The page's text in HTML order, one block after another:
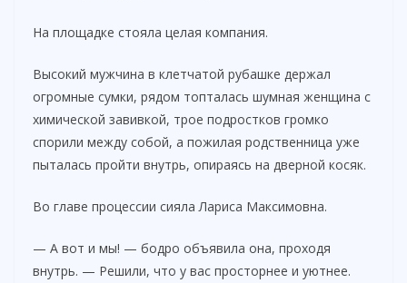
На площадке стояла целая компания.
Высокий мужчина в клетчатой рубашке держал
огромные сумки, рядом топталась шумная женщина с
химической завивкой, трое подростков громко
спорили между собой, а пожилая родственница уже
пыталась пройти внутрь, опираясь на дверной косяк.
Во главе процессии сияла Лариса Максимовна.
— А вот и мы! — бодро объявила она, проходя
внутрь. — Решили, что у вас просторнее и уютнее.